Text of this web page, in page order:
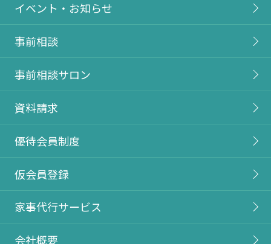
イベント・お知らせ
事前相談
事前相談サロン
資料請求
優待会員制度
仮会員登録
家事代行サービス
会社概要